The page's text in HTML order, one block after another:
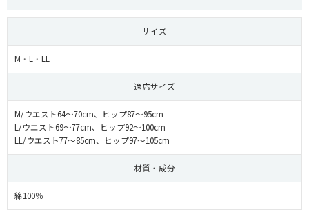
サイズ
M・L・LL
適応サイズ
M/ウエスト64～70cm、ヒップ87～95cm
L/ウエスト69～77cm、ヒップ92～100cm
LL/ウエスト77～85cm、ヒップ97～105cm
材質・成分
綿100％